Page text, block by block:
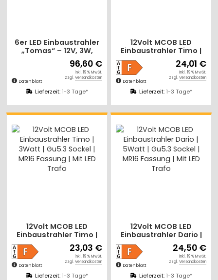
6er LED Einbaustrahler
„Tomas“ – 12V, 3W,
schwenkbar, GU5.3
MR16, inkl. AMP-System
& Trafo
Lieferzeit:1-3 Tage*
Datenblatt
96,60 €
inkl. 19 % MwSt.
zzgl. Versandkosten
12Volt MCOB LED
Einbaustrahler Timo |
5Watt | Gu5.3 Sockel |
MR16 Fassung | Mit LED
Trafo
Lieferzeit:1-3 Tage*
Datenblatt
24,01 €
inkl. 19 % MwSt.
zzgl. Versandkosten
12Volt MCOB LED
Einbaustrahler Timo |
3Watt | Gu5.3 Sockel |
MR16 Fassung | Mit LED
Trafo
Lieferzeit:1-3 Tage*
Datenblatt
23,03 €
inkl. 19 % MwSt.
zzgl. Versandkosten
12Volt MCOB LED
Einbaustrahler Dario |
5Watt | Gu5.3 Sockel |
MR16 Fassung | Mit LED
Trafo
Lieferzeit:1-3 Tage*
Datenblatt
24,50 €
inkl. 19 % MwSt.
zzgl. Versandkosten